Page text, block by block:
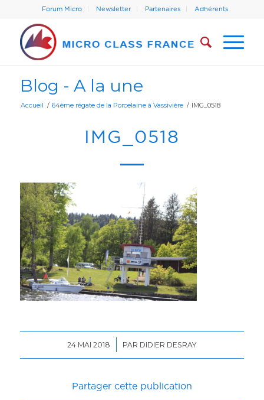
Forum Micro Newsletter Partenaires Adhérents
Blog - A la une
Accueil / 64ème régate de la Porcelaine à Vassivière / IMG_0518
IMG_0518
24 MAI 2018
/ PAR DIDIER DESRAY
Partager cette publication